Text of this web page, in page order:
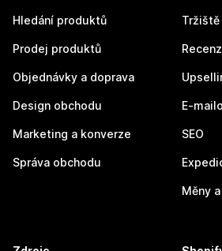
Hledání produktů
Prodej produktů
Objednávky a doprava
Design obchodu
Marketing a konverze
Správa obchodu
Tržiště
E-
SEO
Měny